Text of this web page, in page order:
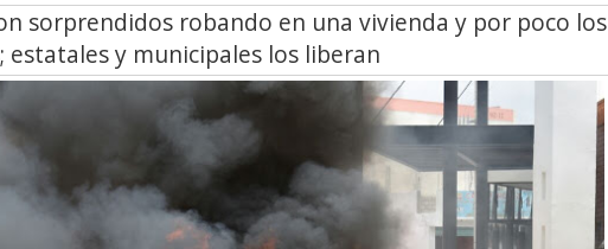
sorprendidos robando en una vivienda y por poco los
estatales y municipales los liberan